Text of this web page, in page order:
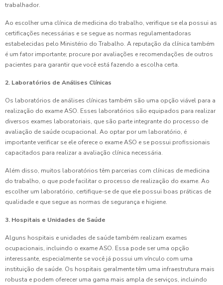
trabalhador.
Ao escolher uma clínica de medicina do trabalho, verifique se ela possui as
certificações necessárias e se segue as normas regulamentadoras
estabelecidas pelo Ministério do Trabalho. A reputação da clínica também
é um fator importante; procure por avaliações e recomendações de outros
pacientes para garantir que você está fazendo a escolha certa.
2. Laboratórios de Análises Clínicas
Os laboratórios de análises clínicas também são uma opção viável para a
realização do exame ASO. Esses laboratórios são equipados para realizar
diversos exames laboratoriais, que são parte integrante do processo de
avaliação de saúde ocupacional. Ao optar por um laboratório, é
importante verificar se ele oferece o exame ASO e se possui profissionais
capacitados para realizar a avaliação clínica necessária.
Além disso, muitos laboratórios têm parcerias com clínicas de medicina
do trabalho, o que pode facilitar o processo de realização do exame. Ao
escolher um laboratório, certifique-se de que ele possui boas práticas de
qualidade e que segue as normas de segurança e higiene.
3. Hospitais e Unidades de Saúde
Alguns hospitais e unidades de saúde também realizam exames
ocupacionais, incluindo o exame ASO. Essa pode ser uma opção
interessante, especialmente se você já possui um vínculo com uma
instituição de saúde. Os hospitais geralmente têm uma infraestrutura mais
robusta e podem oferecer uma gama mais ampla de serviços, incluindo